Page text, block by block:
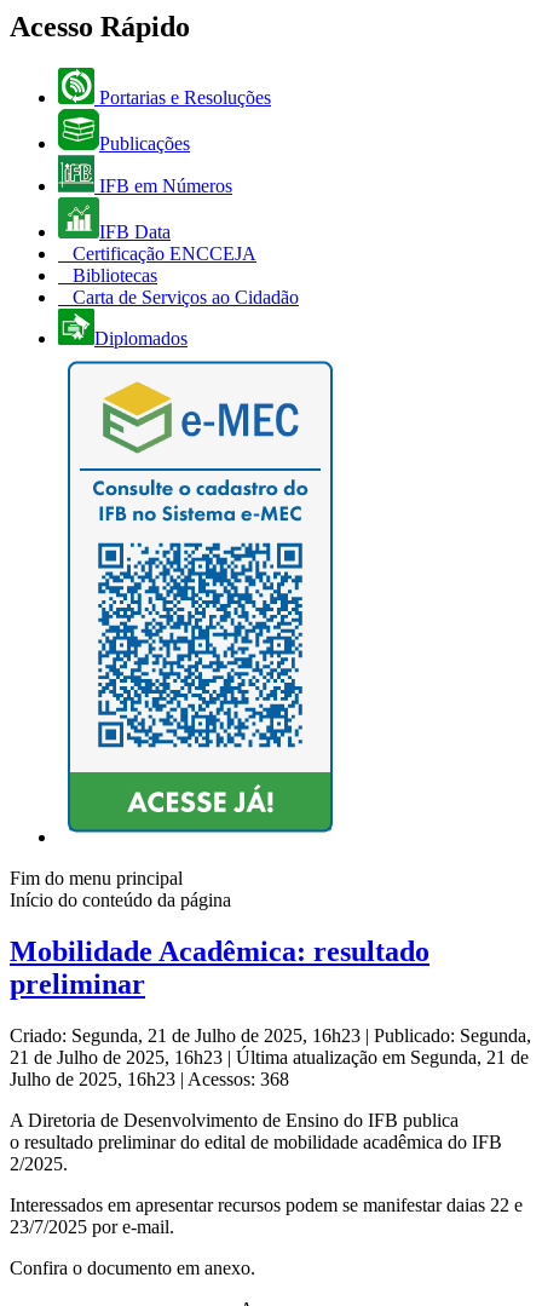
Acesso Rápido
Portarias e Resoluções
Publicações
IFB em Números
IFB Data
Certificação ENCCEJA
Bibliotecas
Carta de Serviços ao Cidadão
Diplomados
Fim do menu principal
Início do conteúdo da página
Mobilidade Acadêmica: resultado
preliminar
Criado: Segunda, 21 de Julho de 2025, 16h23 | Publicado: Segunda,
21 de Julho de 2025, 16h23 | Última atualização em Segunda, 21 de
Julho de 2025, 16h23 | Acessos: 368
A Diretoria de Desenvolvimento de Ensino do IFB publica
o resultado preliminar do edital de mobilidade acadêmica do IFB
2/2025.
Interessados em apresentar recursos podem se manifestar daias 22 e
23/7/2025 por e-mail.
Confira o documento em anexo.